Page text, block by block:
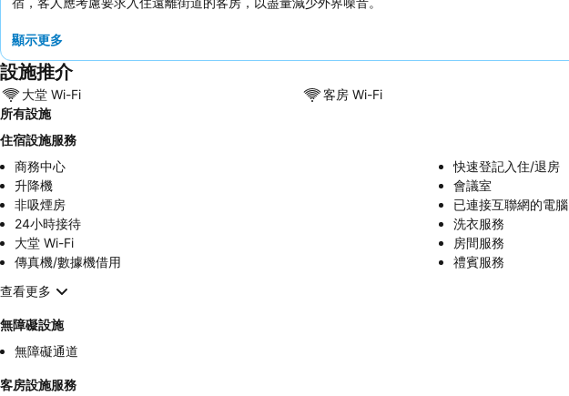
顯示更多
設施推介
大堂 Wi-Fi 客房 Wi-Fi
所有設施
住宿設施服務
商務中心
快速登記入住/退房
升降機
會議室
非吸煙房
已連接互聯網的電腦
24小時接待
洗衣服務
大堂 Wi-Fi
房間服務
傳真機/數據機借用
禮賓服務
查看更多
無障礙設施
無障礙通道
客房設施服務